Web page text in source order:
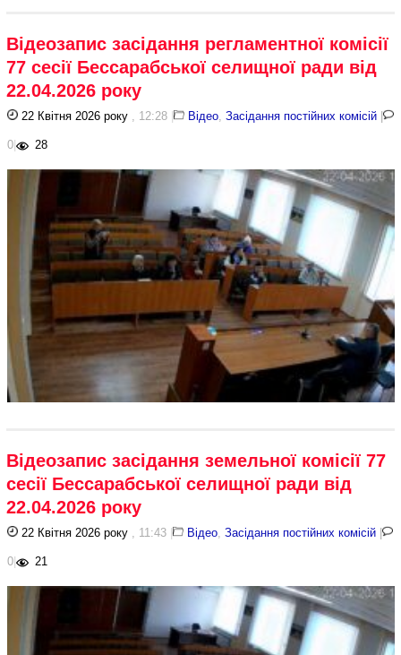
Відеозапис засідання регламентної комісії
77 сесії Бессарабської селищної ради від
22.04.2026 року
22 Квітня 2026 року , 12:28 | Відео ,Засідання постійних комісій |
0 | 28
Відеозапис засідання земельної комісії 77
сесії Бессарабської селищної ради від
22.04.2026 року
22 Квітня 2026 року , 11:43 | Відео,Засідання постійних комісій |
0 | 21